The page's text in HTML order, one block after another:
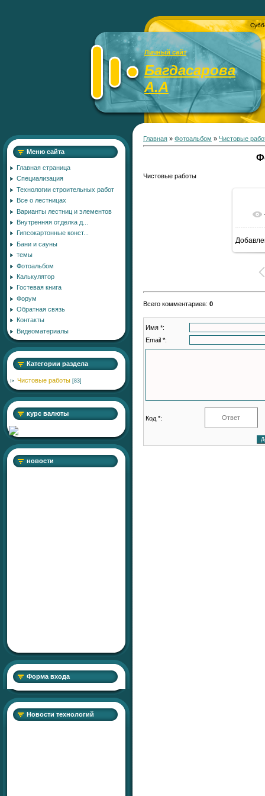
Личный сайт
Багдасарова
А.А
Меню сайта
Главная страница
Специализация
Технологии строительных работ
Все о лестницах
Варианты лестниц и элементов
Внутренняя отделка д...
Гипсокартонные конст...
Бани и сауны
темы
Фотоальбом
Калькулятор
Гостевая книга
Форум
Обратная связь
Контакты
Видеоматериалы
Категории раздела
Чистовые работы [83]
курс валюты
новости
Форма входа
Новости технологий
Главная » Фотоальбом » Чистовые
Чистовые работы
Всего комментариев: 0
Имя *:
Email *:
Код *: